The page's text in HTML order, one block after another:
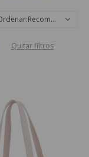
Recomendados
Quitar filtros